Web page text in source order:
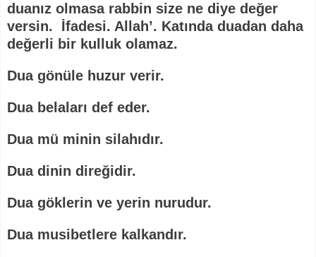
duanız olmasa rabbin size ne diye değer
versin. İfadesi. Allah’. Katında duadan daha
değerli bir kulluk olamaz.
Dua gönüle huzur verir.
Dua belaları def eder.
Dua mü minin silahıdır.
Dua dinin direğidir.
Dua göklerin ve yerin nurudur.
Dua musibetlere kalkandır.